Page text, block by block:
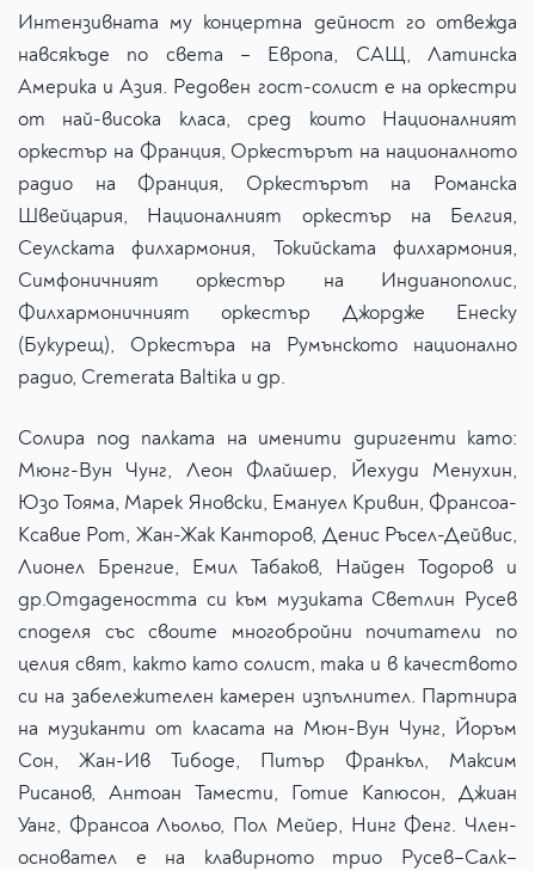
Интензивната му концертна дейност го отвежда
навсякъде по света – Европа, САЩ, Латинска
Америка и Азия. Редовен гост-солист е на оркестри
от най-висока класа, сред които Националният
оркестър на Франция, Оркестърът на националното
радио на Франция, Оркестърът на Романска
Швейцария, Националният оркестър на Белгия,
Сеулската филхармония, Токийската филхармония,
Симфоничният оркестър на Индианополис,
Филхармоничният оркестър Джордже Енеску
(Букурещ), Оркестъра на Румънското национално
радио, Cremerata Baltika и др.
Солира под палката на именити диригенти като:
Мюнг-Вун Чунг, Леон Флайшер, Йехуди Менухин,
Юзо Тояма, Марек Яновски, Емануел Кривин, Франсоа-
Ксавие Рот, Жан-Жак Канторов, Денис Ръсел-Дейвис,
Лионел Бренгие, Емил Табаков, Найден Тодоров и
др.Отдадеността си към музиката Светлин Русев
споделя със своите многобройни почитатели по
целия свят, както като солист, така и в качеството
си на забележителен камерен изпълнител. Партнира
на музиканти от класата на Мюн-Вун Чунг, Йоръм
Сон, Жан-Ив Тибоде, Питър Франкъл, Максим
Рисанов, Антоан Тамести, Готие Капюсон, Джиан
Уанг, Франсоа Льольо, Пол Мейер, Нинг Фенг. Член-
основател е на клавирното трио Русев–Салк–